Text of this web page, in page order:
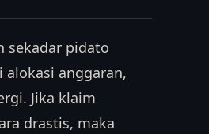
sekadar pidato
anggaran,
Jika klaim
drastis, maka